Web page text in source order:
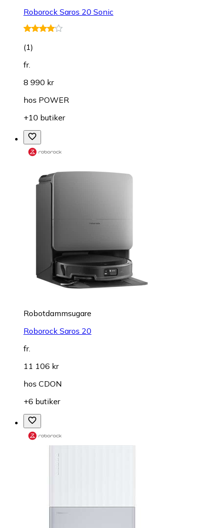
Roborock Saros 20 Sonic
(1)
fr.
8 990 kr
hos POWER
+10 butiker
Robotdammsugare
Roborock Saros 20
fr.
11 106 kr
hos CDON
+6 butiker